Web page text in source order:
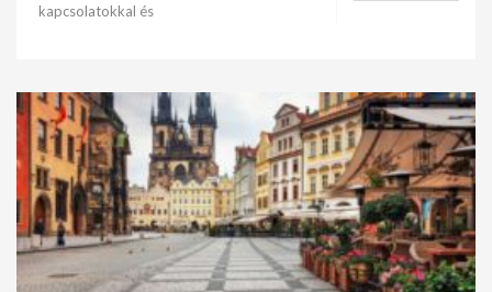
kapcsolatokkal és